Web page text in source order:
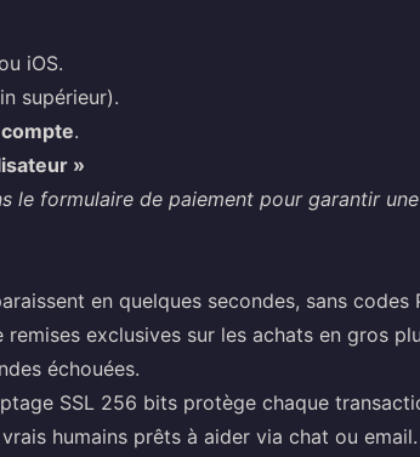
iOS.
supérieur).
.
»
le formulaire de paiement pour garantir
en quelques secondes, sans codes
exclusives sur les achats en gros
échouées.
SSL 256 bits protège chaque
humains prêts à aider via chat ou email.